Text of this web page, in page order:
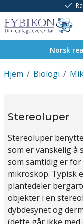
Norsk
/
Hjem /
Biologi
Stereoluper
Stereoluper
som er vanskelig å
som samtidig er
mikroskop. Typisk
plantedeler
objekter i en
dybdesynet og